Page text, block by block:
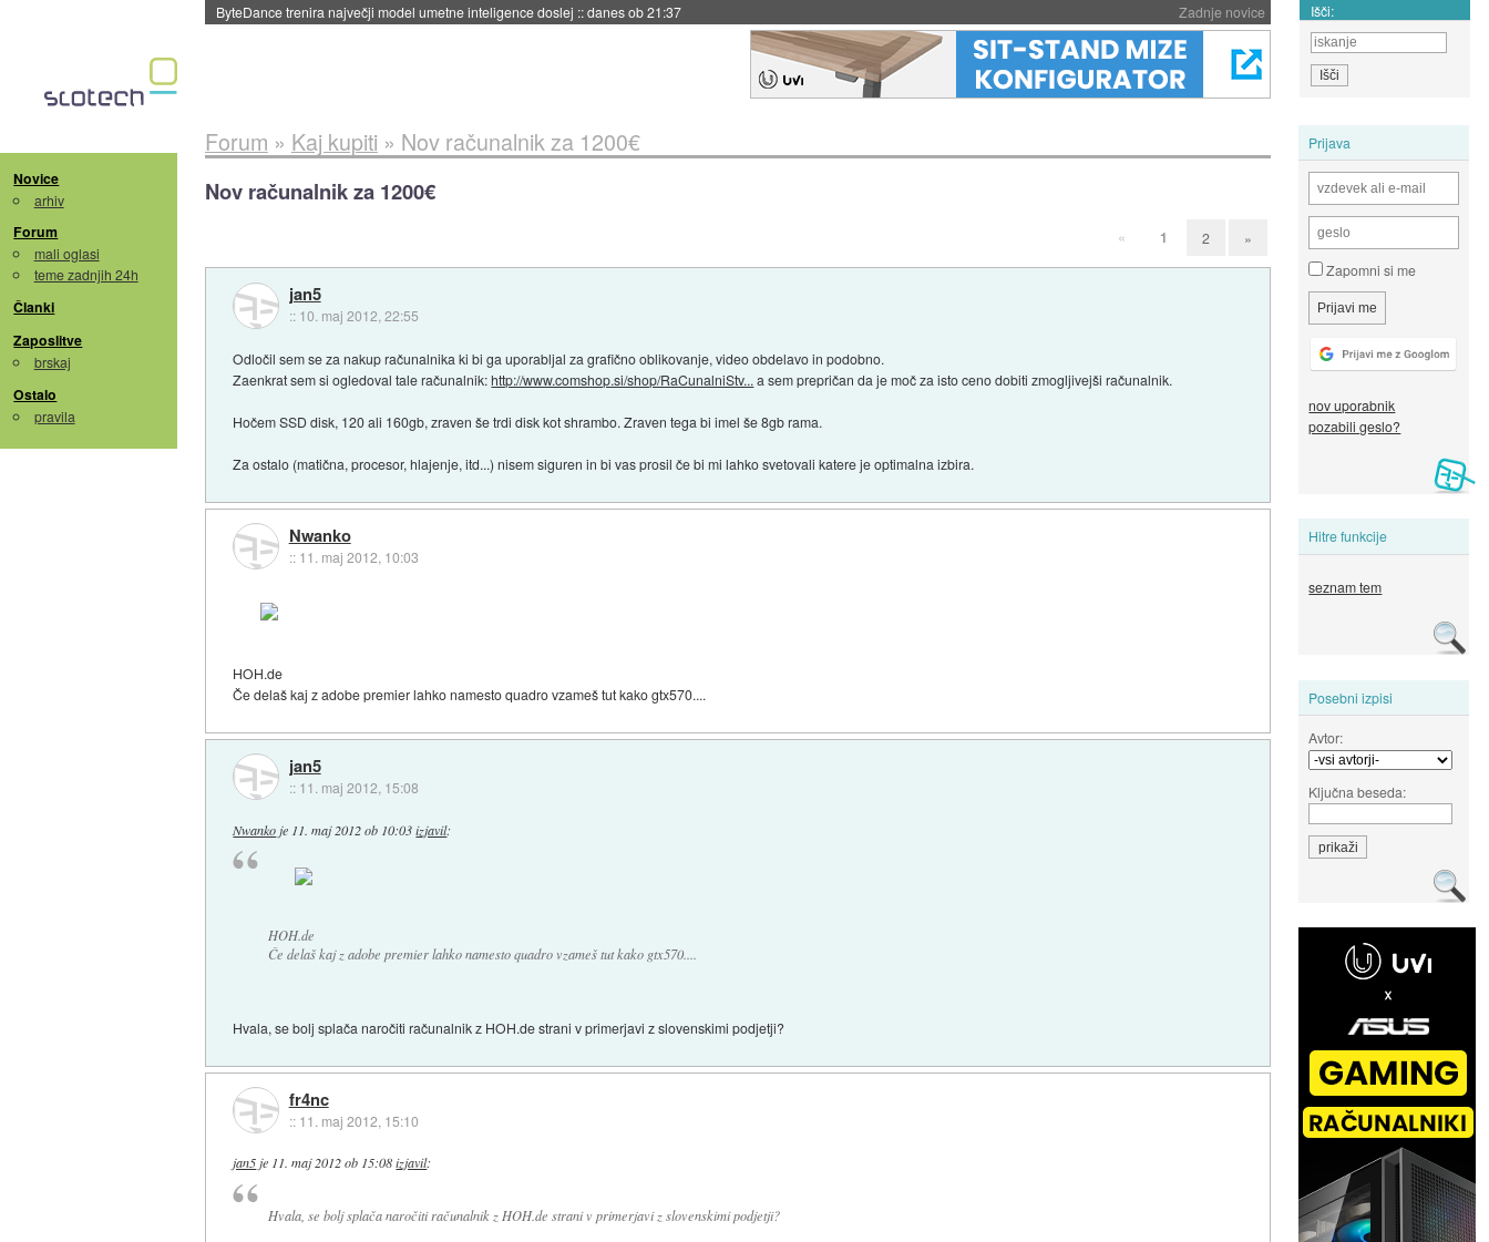
Zadnje novice
Spletne strani začele streči oglase za agente umetne inteligence::danes ob 21:23 Išči:
Novice
arhiv
Forum
mali oglasi
teme zadnjih 24h
Članki
Zaposlitve
brskaj
Ostalo
pravila
Prijava
Zapomni si me
nov uporabnik
pozabili geslo?
Hitre funkcije
seznam tem
Posebni izpisi
Avtor:
Ključna beseda:
Forum » Kaj kupiti » Nov računalnik za 1200€
Nov računalnik za 1200€
« 1 2 »
jan5
:: 10. maj 2012, 22:55
Odločil sem se za nakup računalnika ki bi ga uporabljal za grafično oblikovanje, video obdelavo in podobno.
Zaenkrat sem si ogledoval tale računalnik:http://www.comshop.si/shop/RaCunalniStv... a sem prepričan da je moč za isto ceno dobiti zmogljivejši računalnik.
Hočem SSD disk, 120 ali 160gb, zraven še trdi disk kot shrambo. Zraven tega bi imel še 8gb rama.
Za ostalo (matična, procesor, hlajenje, itd...) nisem siguren in bi vas prosil če bi mi lahko svetovali katere je optimalna izbira.
Nwanko
:: 11. maj 2012, 10:03
HOH.de
Če delaš kaj z adobe premier lahko namesto quadro vzameš tut kako gtx570....
jan5
:: 11. maj 2012, 15:08
Nwanko je 11. maj 2012 ob 10:03 izjavil:
HOH.de
Če delaš kaj z adobe premier lahko namesto quadro vzameš tut kako gtx570....
Hvala, se bolj splača naročiti računalnik z HOH.de strani v primerjavi z slovenskimi podjetji?
fr4nc
:: 11. maj 2012, 15:10
jan5je 11. maj 2012 ob 15:08 izjavil:
Hvala, se bolj splača naročiti računalnik z HOH.de strani v primerjavi z slovenskimi podjetji?